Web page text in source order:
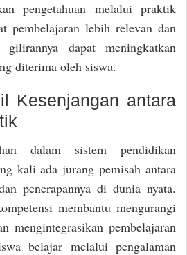
pengetahuan melalui praktik
pembelajaran lebih relevan dan
dapat meningkatkan
diterima oleh siswa.
Kesenjangan antara
dalam sistem pendidikan
kali ada jurang pemisah antara
penerapannya di dunia nyata.
membantu mengurangi
mengintegrasikan pembelajaran
belajar melalui pengalaman